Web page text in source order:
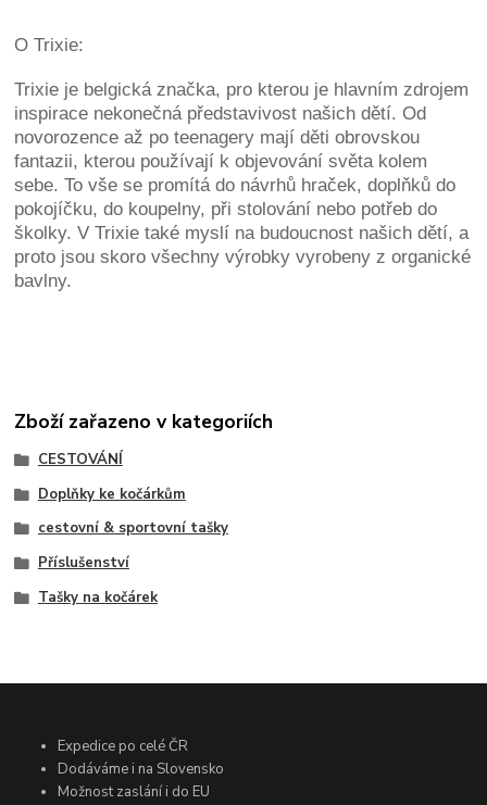
O Trixie:
Trixie je belgická značka, pro kterou je hlavním zdrojem
inspirace nekonečná představivost našich dětí. Od
novorozence až po teenagery mají děti obrovskou
fantazii, kterou používají k objevování světa kolem
sebe. To vše se promítá do návrhů hraček, doplňků do
pokojíčku, do koupelny, při stolování nebo potřeb do
školky. V Trixie také myslí na budoucnost našich dětí, a
proto jsou skoro všechny výrobky vyrobeny z organické
bavlny.
Zboží zařazeno v kategoriích
CESTOVÁNÍ
Doplňky ke kočárkům
cestovní & sportovní tašky
Příslušenství
Tašky na kočárek
Expedice po celé ČR
Dodáváme i na Slovensko
Možnost zaslání i do EU